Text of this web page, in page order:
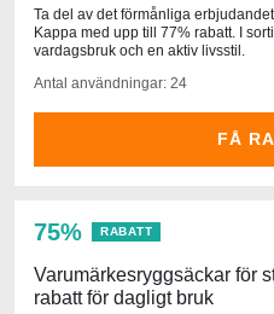
Ta del av det förmånliga
Kappa med upp till 77% rabatt. I
vardagsbruk och en aktiv livsstil.
Antal användningar: 24
FÅ
75% RABATT
Varumärkesryggsäckar för
rabatt för dagligt bruk